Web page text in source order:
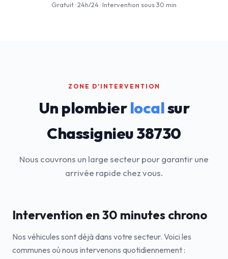
Gratuit · 24h/24 · Intervention sous 30 min
ZONE D'INTERVENTION
Un plombierlocalsur
Chassignieu 38730
Nous couvrons un large secteur pour garantir une
arrivée rapide chez vous.
Intervention en 30 minutes chrono
Nos véhicules sont déjà dans votre secteur. Voici les
communes où nous intervenons quotidiennement :